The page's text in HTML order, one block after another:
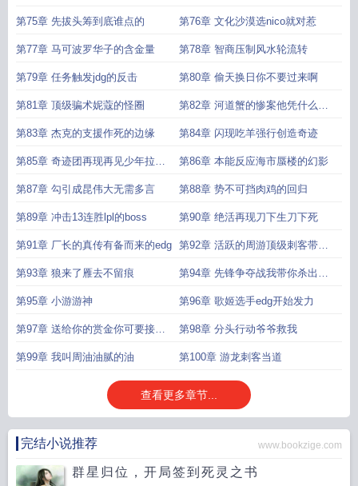
第75章 先拔头筹到底谁点的 第76章 文化沙漠选nico就对惹
第77章 马可波罗华子的含金量 第78章 智商压制风水轮流转
第79章 任务触发jdg的反击 第80章 偷天换日你不要过来啊
第81章 顶级骗术妮蔻的怪圈 第82章 河道蟹的惨案他凭什么不
死
第83章 杰克的支援作死的边缘 第84章 闪现吃羊强行创造奇迹
第85章 奇迹团再现再见少年拉满
弓
第86章 本能反应海市蜃楼的幻影
第87章 勾引成昆伟大无需多言 第88章 势不可挡肉鸡的回归
第89章 冲击13连胜lpl的boss 第90章 绝活再现刀下生刀下死
第91章 厂长的真传有备而来的edg 第92章 活跃的周游顶级刺客带来
的压迫感
第93章 狼来了雁去不留痕 第94章 先锋争夺战我带你杀出重
围
第95章 小游游神 第96章 歌姬选手edg开始发力
第97章 送给你的赏金你可要接好
了
第98章 分头行动爷爷救我
第99章 我叫周油油腻的油 第100章 游龙刺客当道
查看更多章节...
完结小说推荐 www.bookzige.com
群星归位，开局签到死灵之书